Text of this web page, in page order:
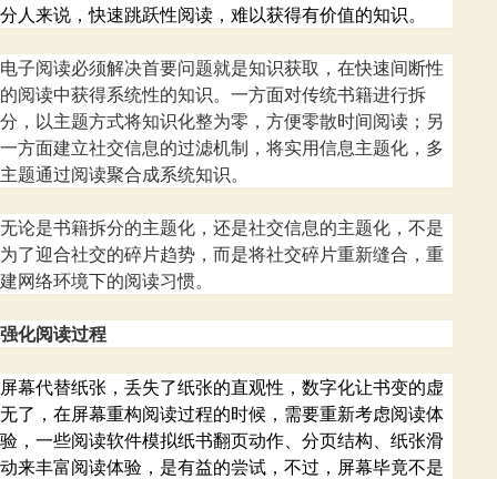
分人来说，快速跳跃性阅读，难以获得有价值的知识。
电子阅读必须解决首要问题就是知识获取，在快速间断性
的阅读中获得系统性的知识。一方面对传统书籍进行拆
分，以主题方式将知识化整为零，方便零散时间阅读；另
一方面建立社交信息的过滤机制，将实用信息主题化，多
主题通过阅读聚合成系统知识。
无论是书籍拆分的主题化，还是社交信息的主题化，不是
为了迎合社交的碎片趋势，而是将社交碎片重新缝合，重
建网络环境下的阅读习惯。
强化阅读过程
屏幕代替纸张，丢失了纸张的直观性，数字化让书变的虚
无了，在屏幕重构阅读过程的时候，需要重新考虑阅读体
验，一些阅读软件模拟纸书翻页动作、分页结构、纸张滑
动来丰富阅读体验，是有益的尝试，不过，屏幕毕竟不是